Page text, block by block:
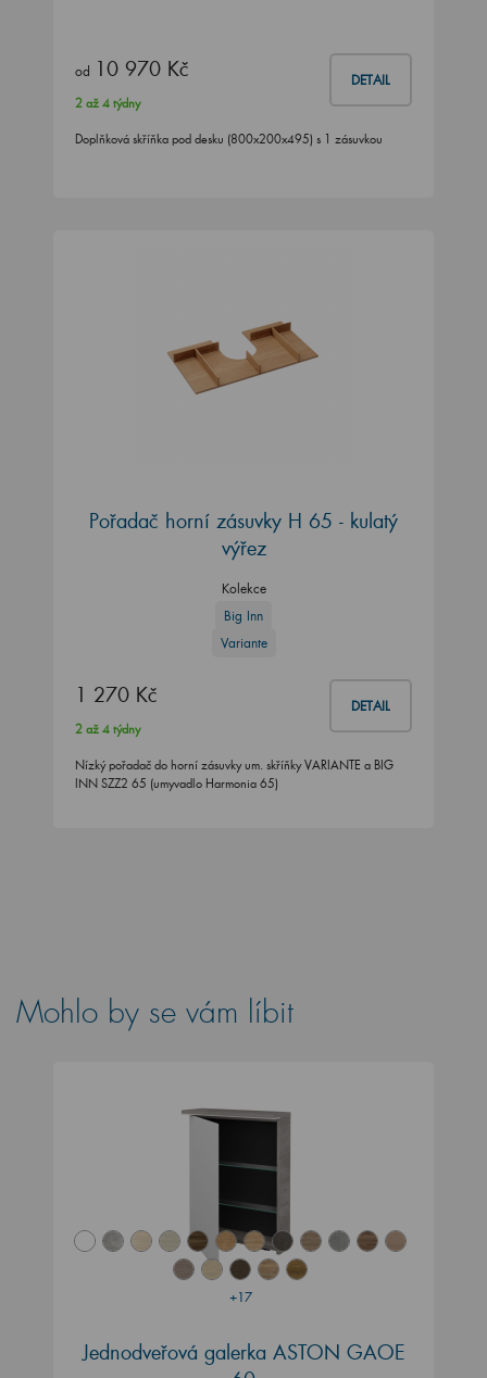
od 10 970 Kč DETAIL
2 až 4 týdny
Doplňková skříňka pod desku (800x200x495) s 1 zásuvkou
Pořadač horní zásuvky H 65 - kulatý
výřez
Kolekce
Big Inn
Variante
1 270 Kč DETAIL
2 až 4 týdny
Nízký pořadač do horní zásuvky um. skříňky VARIANTE a BIG
INN SZZ2 65 (umyvadlo Harmonia 65)
Mohlo by se vám líbit
+17
Jednodveřová galerka ASTON GAOE